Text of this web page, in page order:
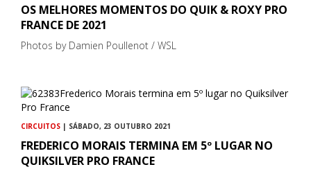
OS MELHORES MOMENTOS DO QUIK & ROXY PRO
FRANCE DE 2021
Photos by Damien Poullenot / WSL
CIRCUITOS | SÁBADO, 23 OUTUBRO 2021
FREDERICO MORAIS TERMINA EM 5º LUGAR NO
QUIKSILVER PRO FRANCE